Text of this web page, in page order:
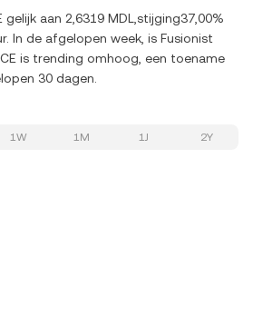
gelijk aan 2,6319 MDL,stijging37,00%
In de afgelopen week, is Fusionist
is trending omhoog, een toename
30 dagen.
1W 1M 1J 2Y